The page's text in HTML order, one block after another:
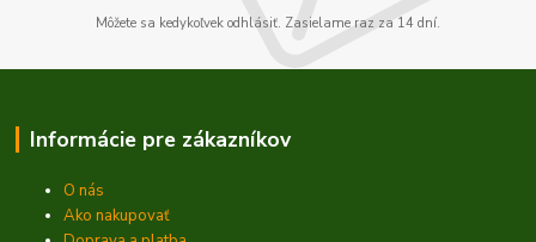
Môžete sa kedykoľvek odhlásiť. Zasielame raz za 14 dní.
Informácie pre zákazníkov
O nás
Ako nakupovať